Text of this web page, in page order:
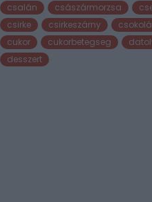
csalán
császármorzsa
csirke
csirkeszárny
cukor
cukorbetegseg
desszert